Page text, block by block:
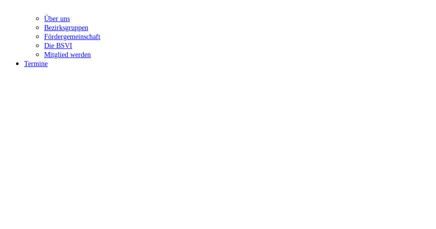
Über uns
Bezirksgruppen
Fördergemeinschaft
Die BSVI
Mitglied werden
Termine